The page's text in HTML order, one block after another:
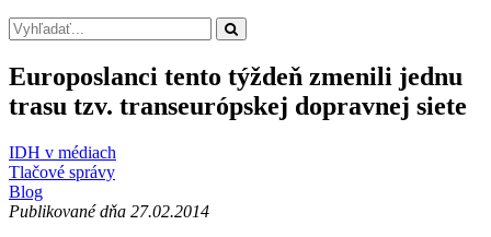
Europoslanci tento týždeň zmenili jednu
trasu tzv. transeurópskej dopravnej siete
IDH v médiach
Tlačové správy
Blog
Publikované dňa 27.02.2014